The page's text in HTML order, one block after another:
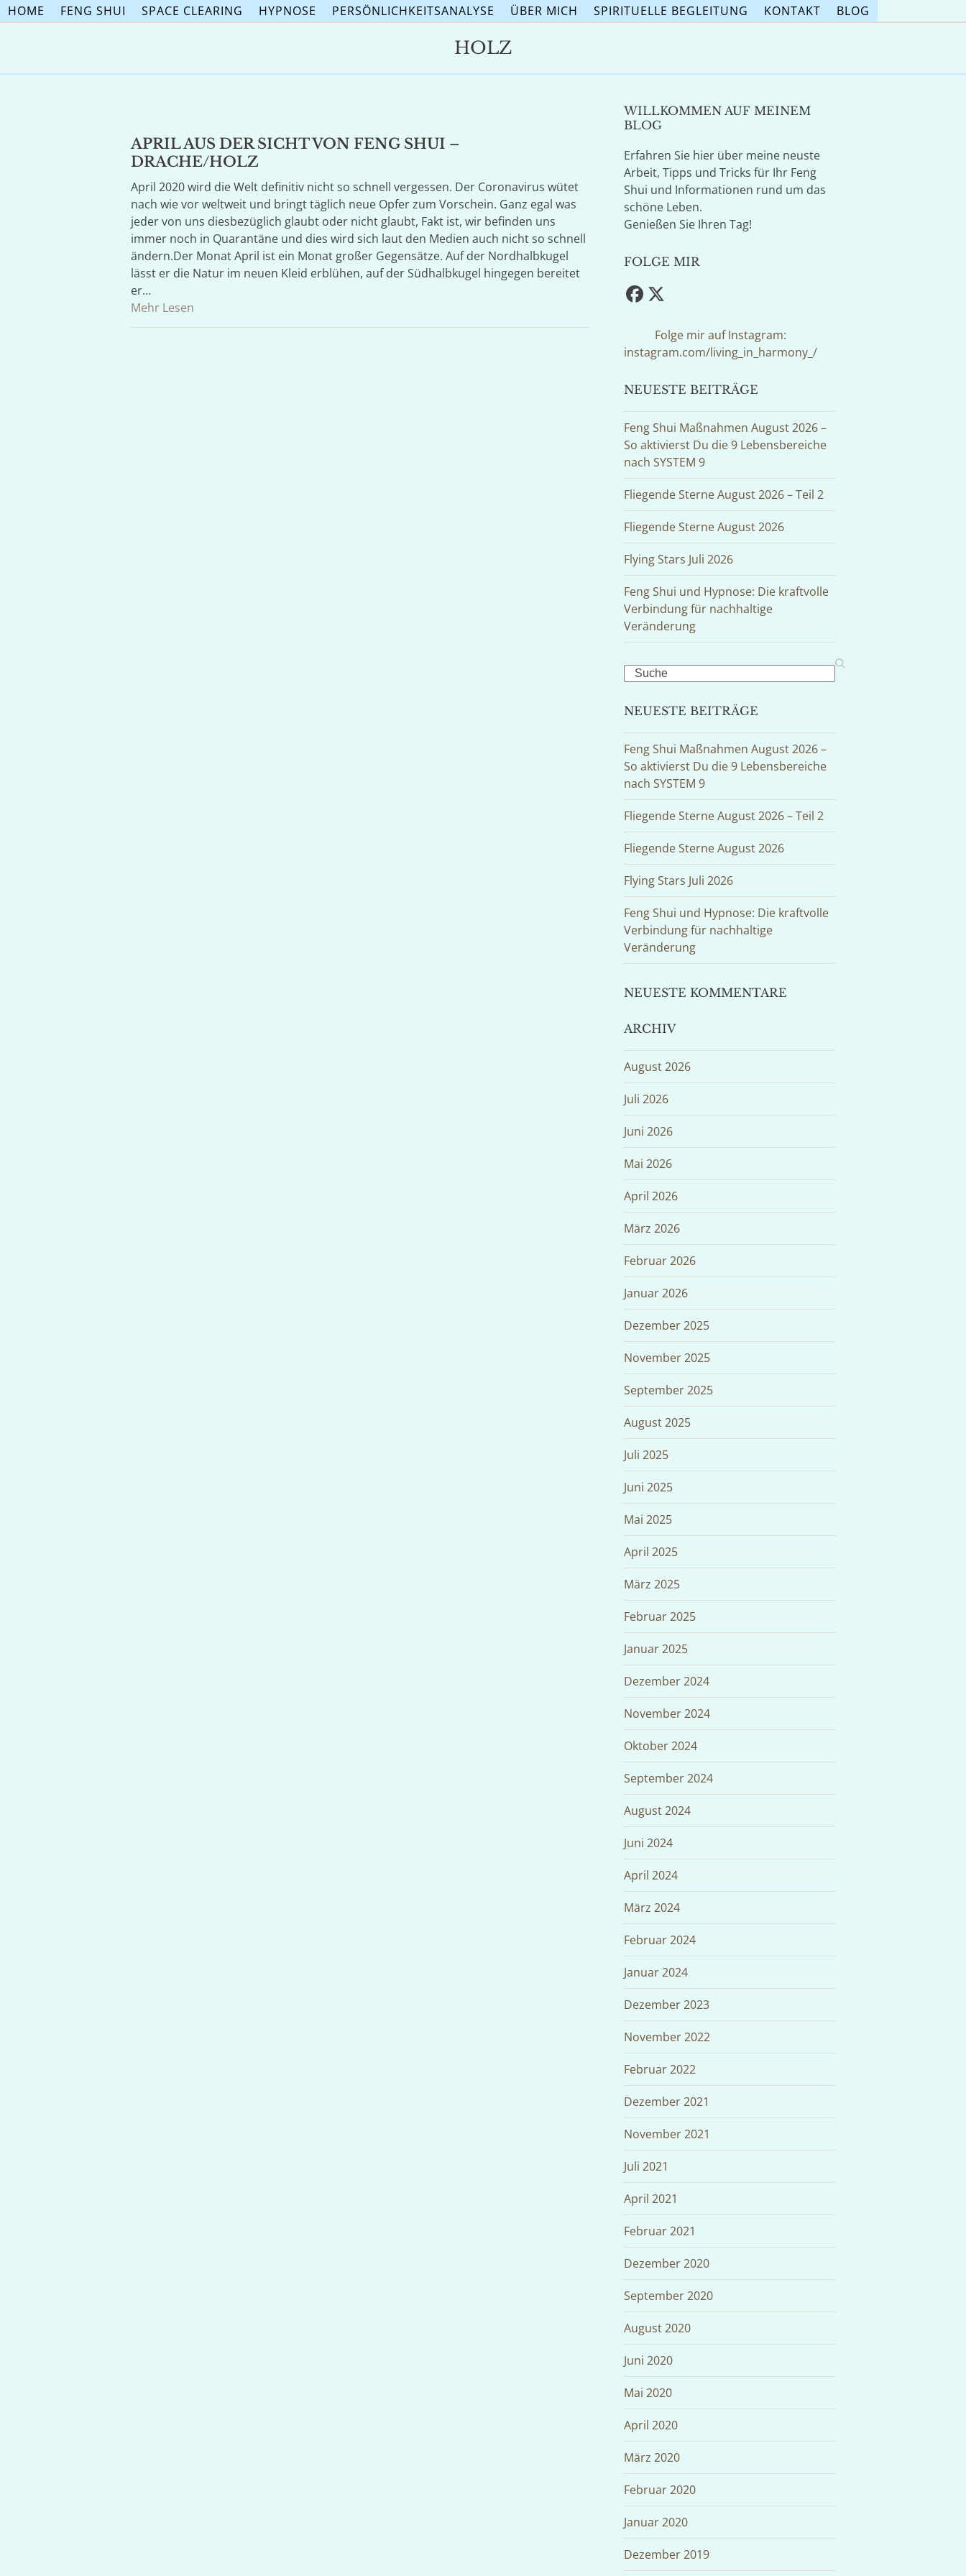
Skip
to
HOME FENG SHUI SPACE CLEARING HYPNOSE PERSÖNLICHKEITSANALYSE ÜBER MICH SPIRITUELLE BEGLEITUNG KONTAKT BLOG
HOLZ
APRIL AUS DER SICHT VON FENG SHUI –
DRACHE/HOLZ
April 2020 wird die Welt definitiv nicht so schnell vergessen. Der Coronavirus wütet
nach wie vor weltweit und bringt täglich neue Opfer zum Vorschein. Ganz egal was
jeder von uns diesbezüglich glaubt oder nicht glaubt, Fakt ist, wir befinden uns
immer noch in Quarantäne und dies wird sich laut den Medien auch nicht so schnell
ändern.Der Monat April ist ein Monat großer Gegensätze. Auf der Nordhalbkugel
lässt er die Natur im neuen Kleid erblühen, auf der Südhalbkugel hingegen bereitet
er…
Mehr Lesen
WILLKOMMEN AUF MEINEM
BLOG
Erfahren Sie hier über meine neuste
Arbeit, Tipps und Tricks für Ihr Feng
Shui und Informationen rund um das
schöne Leben.
Genießen Sie Ihren Tag!
FOLGE MIR
Facebook
Twitter
Folge mir auf Instagram:
instagram.com/living_in_harmony_/
NEUESTE BEITRÄGE
Feng Shui Maßnahmen August 2026 –
So aktivierst Du die 9 Lebensbereiche
nach SYSTEM 9
Fliegende Sterne August 2026 – Teil 2
Fliegende Sterne August 2026
Flying Stars Juli 2026
Feng Shui und Hypnose: Die kraftvolle
Verbindung für nachhaltige
Veränderung
Search
NEUESTE BEITRÄGE
Feng Shui Maßnahmen August 2026 –
So aktivierst Du die 9 Lebensbereiche
nach SYSTEM 9
Fliegende Sterne August 2026 – Teil 2
Fliegende Sterne August 2026
Flying Stars Juli 2026
Feng Shui und Hypnose: Die kraftvolle
Verbindung für nachhaltige
Veränderung
NEUESTE KOMMENTARE
ARCHIV
August 2026
Juli 2026
Juni 2026
Mai 2026
April 2026
März 2026
Februar 2026
Januar 2026
Dezember 2025
November 2025
September 2025
August 2025
Juli 2025
Juni 2025
Mai 2025
April 2025
März 2025
Februar 2025
Januar 2025
Dezember 2024
November 2024
Oktober 2024
September 2024
August 2024
Juni 2024
April 2024
März 2024
Februar 2024
Januar 2024
Dezember 2023
November 2022
Februar 2022
Dezember 2021
November 2021
Juli 2021
April 2021
Februar 2021
Dezember 2020
September 2020
August 2020
Juni 2020
Mai 2020
April 2020
März 2020
Februar 2020
Januar 2020
Dezember 2019